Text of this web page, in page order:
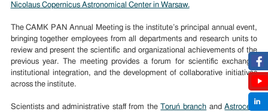
Nicolaus Copernicus Astronomical Center in Warsaw.
The CAMK PAN Annual Meeting is the institute’s principal annual event,
bringing together employees from all departments and research units to
review and present the scientific and organizational achievements of the
previous year. The meeting provides a forum for scientific exchange,
institutional integration, and the development of collaborative initiatives
across the institute.
Scientists and administrative staff from the Toruń branch andAstrocent